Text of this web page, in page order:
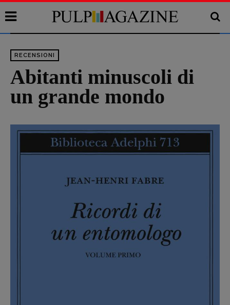
RECENSIONI
Abitanti minuscoli di
un grande mondo